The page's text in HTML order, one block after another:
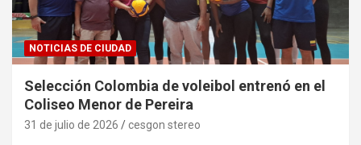
NOTICIAS DE CIUDAD
Selección Colombia de voleibol entrenó en el
Coliseo Menor de Pereira
31 de julio de 2026 cesgon stereo